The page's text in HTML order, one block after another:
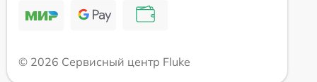
© 2026 Сервисный центр Fluke